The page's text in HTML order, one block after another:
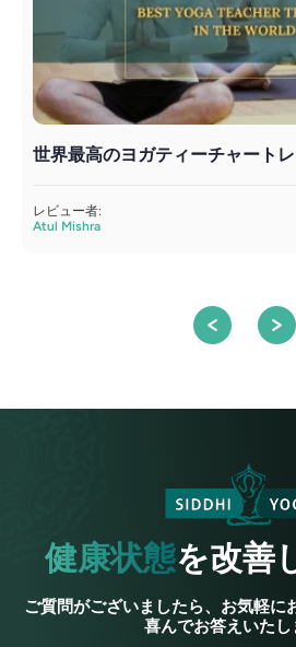
世界最高のヨガティーチャート
レビュー者:
Atul Mishra
健康状態を改善
ご質問がございましたら、お気軽に
喜んでお答えいたし